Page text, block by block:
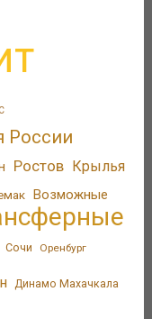
России
Ростов Крылья
Возможные
Сочи Оренбург
Динамо Махачкала